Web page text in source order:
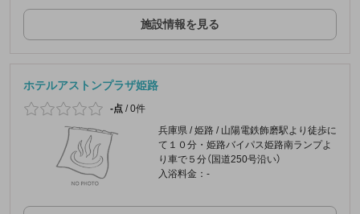
施設情報を見る
ホテルアストンプラザ姫路
-点 /0件
兵庫県 / 姫路 / 山陽電鉄飾磨駅より徒歩に
て１０分・姫路バイパス姫路南ランプよ
り車で５分（国道250号沿い）
入浴料金：-